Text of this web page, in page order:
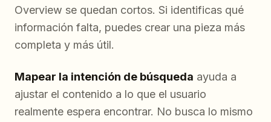
Overview se quedan cortos. Si identificas qué
información falta, puedes crear una pieza más
completa y más útil.
Mapear la intención de búsqueda ayuda a
ajustar el contenido a lo que el usuario
realmente espera encontrar. No busca lo mismo